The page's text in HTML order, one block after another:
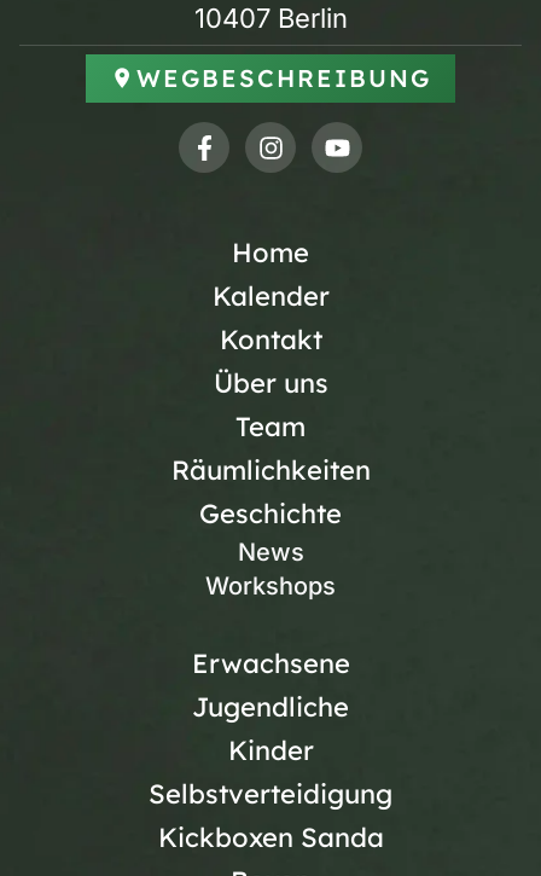
10407 Berlin
WEGBESCHREIBUNG
Home
Kalender
Kontakt
Über uns
Team
Räumlichkeiten
Geschichte
News
Workshops
Erwachsene
Jugendliche
Kinder
Selbstverteidigung
Kickboxen Sanda